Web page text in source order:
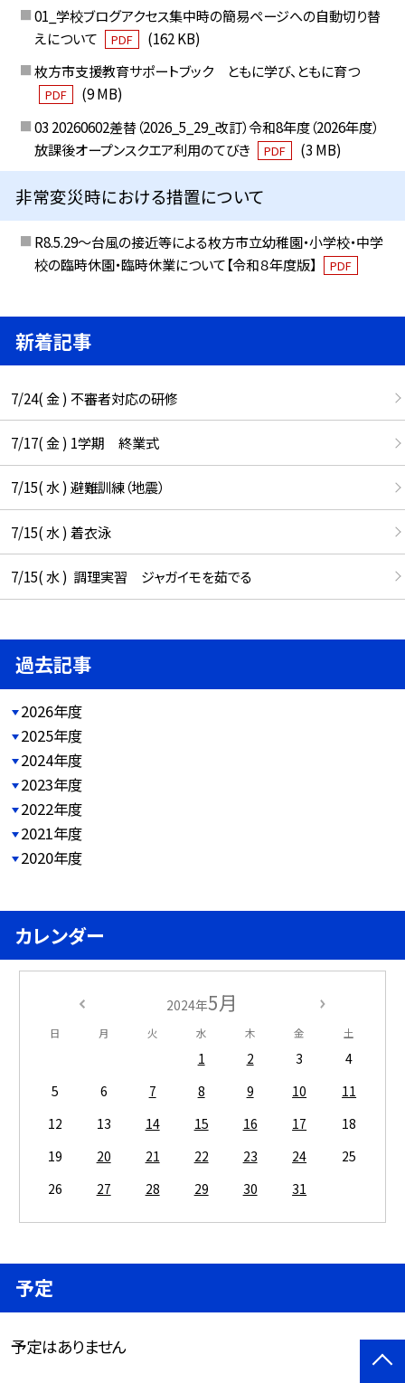
01_学校ブログアクセス集中時の簡易ページへの自動切り替
えについて
PDF
(162 KB)
枚方市支援教育サポートブック ともに学び、ともに育つ
PDF
(9 MB)
03 20260602差替（2026_5_29_改訂）令和8年度（2026年度）
放課後オープンスクエア利用のてびき
PDF (3 MB)
非常変災時における措置について
R8.5.29～台風の接近等による枚方市立幼稚園・小学校・中学
校の臨時休園・臨時休業について【令和８年度版】
PDF
新着記事
7/24( 金 ) 不審者対応の研修
7/17( 金 ) 1学期 終業式
7/15( 水 ) 避難訓練（地震）
7/15( 水 ) 着衣泳
7/15( 水 ) 調理実習 ジャガイモを茹でる
過去記事
2026年度
2025年度
2024年度
2023年度
2022年度
2021年度
2020年度
カレンダー
2024年5月
日 月 火 水 木 金 土
1 2 3
4
5
6 7 8 9 10
11
12
13 14 15 16 17
18
19
20 21 22 23 24
25
26
27 28 29 30 31
予定
予定はありません